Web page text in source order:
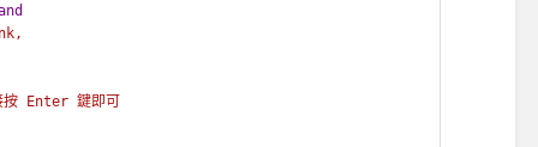
Enter 鍵即可